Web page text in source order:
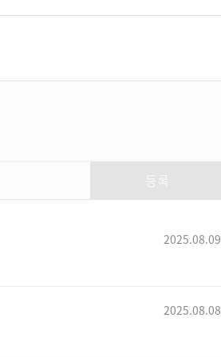
2025.08.09
2025.08.08